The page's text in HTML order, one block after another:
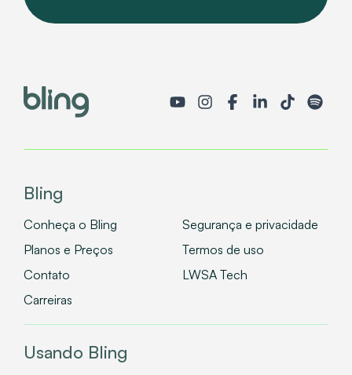
Bling
Conheça o Bling
Planos e Preços
Contato
Carreiras
Segurança e privacidade
Termos de uso
LWSA Tech
Usando Bling